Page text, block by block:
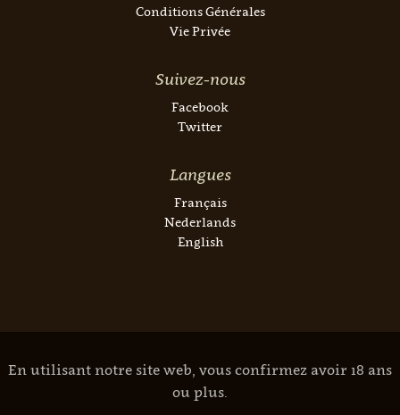
Conditions Générales
Vie Privée
Suivez-nous
Facebook
Twitter
Langues
Français
Nederlands
English
En utilisant notre site web, vous confirmez avoir 18 ans
ou plus.